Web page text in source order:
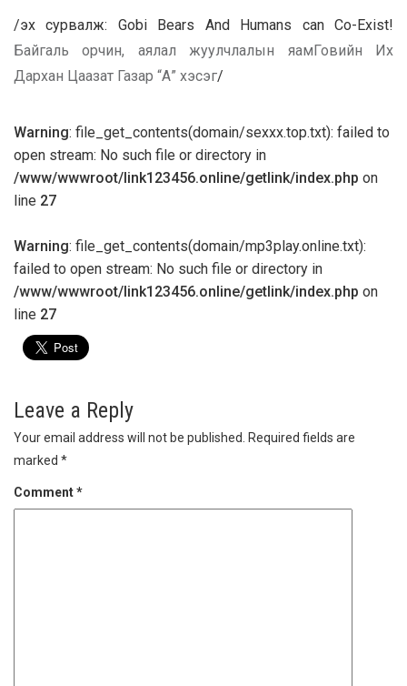
/эх сурвалж: Gobi Bears And Humans can Co-Exist!
Байгаль орчин, аялал жуулчлалын яамГовийн Их
Дархан Цаазат Газар “А” хэсэг/
Warning: file_get_contents(domain/sexxx.top.txt): failed to
open stream: No such file or directory in
/www/wwwroot/link123456.online/getlink/index.php on
line 27
Warning: file_get_contents(domain/mp3play.online.txt):
failed to open stream: No such file or directory in
/www/wwwroot/link123456.online/getlink/index.php on
line 27
Leave a Reply
Your email address will not be published.
Required fields are
marked *
Comment*